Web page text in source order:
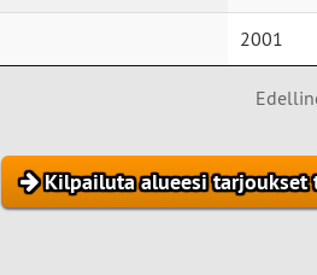
2001
Kilpailuta alueesi tarjoukset